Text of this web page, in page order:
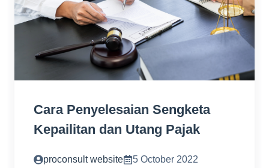
Cara Penyelesaian Sengketa
Kepailitan dan Utang Pajak
proconsult website 5 October 2022